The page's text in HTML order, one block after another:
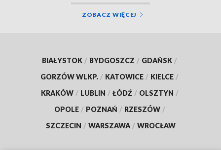
ZOBACZ WIĘCEJ
BIAŁYSTOK / BYDGOSZCZ / GDAŃSK /
GORZÓW WLKP. / KATOWICE / KIELCE /
KRAKÓW / LUBLIN / ŁÓDŹ / OLSZTYN /
OPOLE / POZNAŃ / RZESZÓW /
SZCZECIN / WARSZAWA / WROCŁAW